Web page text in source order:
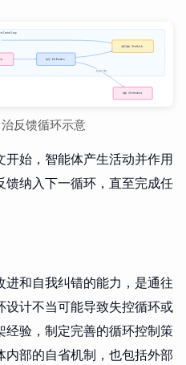
反馈循环示意
始，智能体产生活动并作用
纳入下一循环，直至完成任
和自我纠错的能力，是通往
计不当可能导致失控循环或
验，制定完善的循环控制策
部的自省机制，也包括外部